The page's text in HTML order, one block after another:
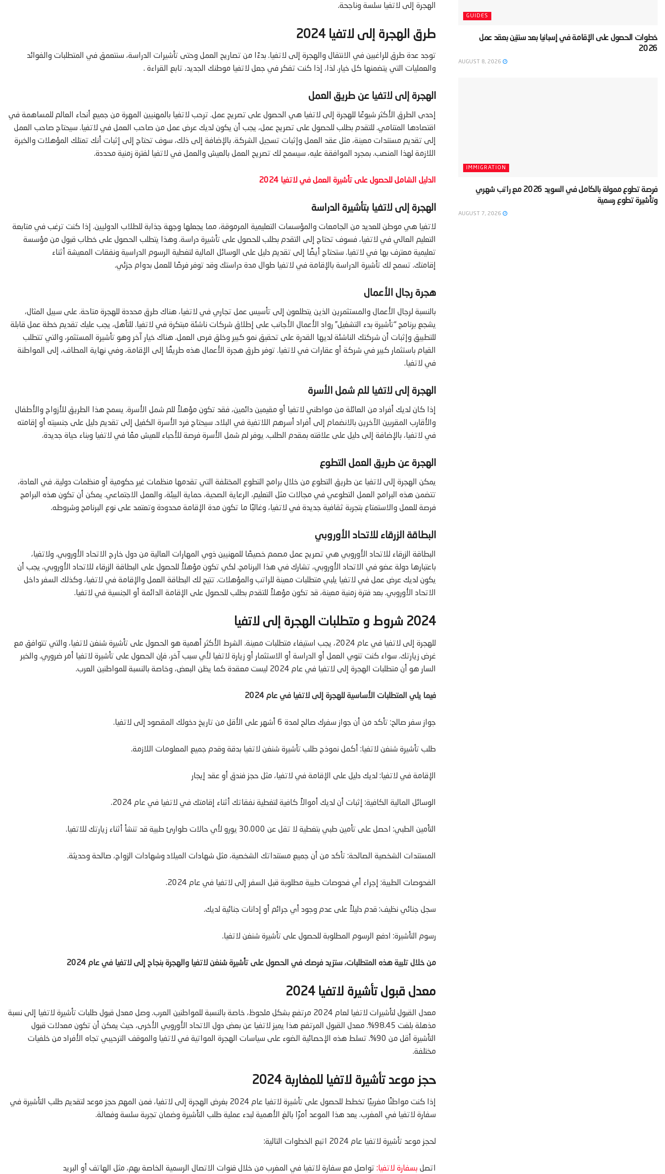
الهجرة إلى لاتفيا سلسة وناجحة.
طرق الهجرة إلى لاتفيا 2024
توجد عدة طرق للراغبين في الانتقال والهجرة إلى لاتفيا. بدءًا من تصاريح العمل وحتى تأشيرات الدراسة، سنتعمق في المتطلبات والفوائد
والعمليات التي يتضمنها كل خيار. لذا، إذا كنت تفكر في جعل لاتفيا موطنك الجديد، تابع القراءة .
الهجرة إلى لاتفيا عن طريق العمل
إحدى الطرق الأكثر شيوعًا للهجرة إلى لاتفيا هي الحصول على تصريح عمل. ترحب لاتفيا بالمهنيين المهرة من جميع أنحاء العالم للمساهمة في
اقتصادها المتنامي. للتقدم بطلب للحصول على تصريح عمل، يجب أن يكون لديك عرض عمل من صاحب العمل في لاتفيا. سيحتاج صاحب العمل
إلى تقديم مستندات معينة، مثل عقد العمل وإثبات تسجيل الشركة. بالإضافة إلى ذلك، سوف تحتاج إلى إثبات أنك تمتلك المؤهلات والخبرة
اللازمة لهذا المنصب. بمجرد الموافقة عليه، سيسمح لك تصريح العمل بالعيش والعمل في لاتفيا لفترة زمنية محددة.
الدليل الشامل للحصول على تأشيرة العمل في لاتفيا 2024
الهجرة إلى لاتفيا بتأشيرة الدراسة
لاتفيا هي موطن للعديد من الجامعات والمؤسسات التعليمية المرموقة، مما يجعلها وجهة جذابة للطلاب الدوليين. إذا كنت ترغب في متابعة
التعليم العالي في لاتفيا، فسوف تحتاج إلى التقدم بطلب للحصول على تأشيرة دراسة. وهذا يتطلب الحصول على خطاب قبول من مؤسسة
تعليمية معترف بها في لاتفيا. ستحتاج أيضًا إلى تقديم دليل على الوسائل المالية لتغطية الرسوم الدراسية ونفقات المعيشة أثناء
إقامتك. تسمح لك تأشيرة الدراسة بالإقامة في لاتفيا طوال مدة دراستك وقد توفر فرصًا للعمل بدوام جزئي.
هجرة رجال الأعمال
بالنسبة لرجال الأعمال والمستثمرين الذين يتطلعون إلى تأسيس عمل تجاري في لاتفيا، هناك طرق محددة للهجرة متاحة. على سبيل المثال،
يشجع برنامج “تأشيرة بدء التشغيل” رواد الأعمال الأجانب على إطلاق شركات ناشئة مبتكرة في لاتفيا. للتأهل، يجب عليك تقديم خطة عمل قابلة
للتطبيق وإثبات أن شركتك الناشئة لديها القدرة على تحقيق نمو كبير وخلق فرص العمل. هناك خيار آخر وهو تأشيرة المستثمر، والتي تتطلب
القيام باستثمار كبير في شركة أو عقارات في لاتفيا. توفر طرق هجرة الأعمال هذه طريقًا إلى الإقامة، وفي نهاية المطاف، إلى المواطنة
في لاتفيا.
الهجرة إلى لاتفيا للم شمل الأسرة
إذا كان لديك أفراد من العائلة من مواطني لاتفيا أو مقيمين دائمين، فقد تكون مؤهلاً للم شمل الأسرة. يسمح هذا الطريق للأزواج والأطفال
والأقارب المقربين الآخرين بالانضمام إلى أفراد أسرهم اللاتفية في البلاد. سيحتاج فرد الأسرة الكفيل إلى تقديم دليل على جنسيته أو إقامته
في لاتفيا، بالإضافة إلى دليل على علاقته بمقدم الطلب. يوفر لم شمل الأسرة فرصة للأحباء للعيش معًا في لاتفيا وبناء حياة جديدة.
الهجرة عن طريق العمل التطوع
يمكن الهجرة إلى لاتفيا عن طريق التطوع من خلال برامج التطوع المختلفة التي تقدمها منظمات غير حكومية أو منظمات دولية. في العادة،
تتضمن هذه البرامج العمل التطوعي في مجالات مثل التعليم، الرعاية الصحية، حماية البيئة، والعمل الاجتماعي. يمكن أن تكون هذه البرامج
فرصة للعمل والاستمتاع بتجربة ثقافية جديدة في لاتفيا، وغالبًا ما تكون مدة الإقامة محدودة وتعتمد على نوع البرنامج وشروطه.
البطاقة الزرقاء للاتحاد الأوروبي
البطاقة الزرقاء للاتحاد الأوروبي هي تصريح عمل مصمم خصيصًا للمهنيين ذوي المهارات العالية من دول خارج الاتحاد الأوروبي. ولاتفيا،
باعتبارها دولة عضو في الاتحاد الأوروبي، تشارك في هذا البرنامج. لكي تكون مؤهلاً للحصول على البطاقة الزرقاء للاتحاد الأوروبي، يجب أن
يكون لديك عرض عمل في لاتفيا يلبي متطلبات معينة للراتب والمؤهلات. تتيح لك البطاقة العمل والإقامة في لاتفيا، وكذلك السفر داخل
الاتحاد الأوروبي. بعد فترة زمنية معينة، قد تكون مؤهلاً للتقدم بطلب للحصول على الإقامة الدائمة أو الجنسية في لاتفيا.
2024 شروط و متطلبات الهجرة إلى لاتفيا
للهجرة إلى لاتفيا في عام 2024، يجب استيفاء متطلبات معينة. الشرط الأكثر أهمية هو الحصول على تأشيرة شنغن لاتفيا، والتي تتوافق مع
غرض زيارتك. سواء كنت تنوي العمل أو الدراسة أو الاستثمار أو زيارة لاتفيا لأي سبب آخر، فإن الحصول على تأشيرة لاتفيا أمر ضروري. والخبر
السار هو أن متطلبات الهجرة إلى لاتفيا في عام 2024 ليست معقدة كما يظن البعض، وخاصة بالنسبة للمواطنين العرب.
فيما يلي المتطلبات الأساسية للهجرة إلى لاتفيا في عام 2024
جواز سفر صالح: تأكد من أن جواز سفرك صالح لمدة 6 أشهر على الأقل من تاريخ دخولك المقصود إلى لاتفيا.
طلب تأشيرة شنغن لاتفيا: أكمل نموذج طلب تأشيرة شنغن لاتفيا بدقة وقدم جميع المعلومات اللازمة.
الإقامة في لاتفيا: لديك دليل على الإقامة في لاتفيا، مثل حجز فندق أو عقد إيجار
الوسائل المالية الكافية: إثبات أن لديك أموالاً كافية لتغطية نفقاتك أثناء إقامتك في لاتفيا في عام 2024.
التأمين الطبي: احصل على تأمين طبي بتغطية لا تقل عن 30.000 يورو لأي حالات طوارئ طبية قد تنشأ أثناء زيارتك للاتفيا.
المستندات الشخصية الصالحة: تأكد من أن جميع مستنداتك الشخصية، مثل شهادات الميلاد وشهادات الزواج، صالحة وحديثة.
الفحوصات الطبية: إجراء أي فحوصات طبية مطلوبة قبل السفر إلى لاتفيا في عام 2024.
سجل جنائي نظيف: قدم دليلاً على عدم وجود أي جرائم أو إدانات جنائية لديك.
رسوم التأشيرة: ادفع الرسوم المطلوبة للحصول على تأشيرة شنغن لاتفيا.
من خلال تلبية هذه المتطلبات، ستزيد فرصك في الحصول على تأشيرة شنغن لاتفيا والهجرة بنجاح إلى لاتفيا في عام 2024
معدل قبول تأشيرة لاتفيا 2024
معدل القبول لتأشيرات لاتفيا لعام 2024 مرتفع بشكل ملحوظ، خاصة بالنسبة للمواطنين العرب. وصل معدل قبول طلبات تأشيرة لاتفيا إلى نسبة
مذهلة بلغت 98.45%. معدل القبول المرتفع هذا يميز لاتفيا عن بعض دول الاتحاد الأوروبي الأخرى، حيث يمكن أن تكون معدلات قبول
التأشيرة أقل من 90%. تسلط هذه الإحصائية الضوء على سياسات الهجرة المواتية في لاتفيا والموقف الترحيبي تجاه الأفراد من خلفيات
مختلفة.
حجز موعد تأشيرة لاتفيا للمغاربة 2024
إذا كنت مواطنًا مغربيًا تخطط للحصول على تأشيرة لاتفيا عام 2024 بغرض الهجرة إلى لاتفيا، فمن المهم حجز موعد لتقديم طلب التأشيرة في
سفارة لاتفيا في المغرب. يعد هذا الموعد أمرًا بالغ الأهمية لبدء عملية طلب التأشيرة وضمان تجربة سلسة وفعالة.
لحجز موعد تأشيرة لاتفيا عام 2024 اتبع الخطوات التالية:
اتصل بسفارة لاتفيا: تواصل مع سفارة لاتفيا في المغرب من خلال قنوات الاتصال الرسمية الخاصة بهم، مثل الهاتف أو البريد
GUIDES
‫خطوات الحصول على الإقامة في إسبانيا بعد سنتين بعقد عمل
2026‬
IMMIGRATION
‫فرصة تطوع ممولة بالكامل في السويد 2026 مع راتب شهري
وتأشيرة تطوع رسمية‬